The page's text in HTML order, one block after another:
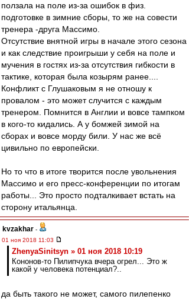
ползала на поле из-за ошибок в физ.
подготовке в зимние сборы, то же на совести
тренера -друга Массимо.
Отсутствие внятной игры в начале этого сезона
и как следствие проигрыши у себя на поле и
мучения в гостях из-за отсутствия гибкости в
тактике, которая была козырям ранее....
Конфликт с Глушаковым я не отношу к
провалом - это может случится с каждым
тренером. Помнится в Англии и вовсе тампком
в кого-то кидались. А у бомжей зимой на
сборах и вовсе морду били. У нас же всё
цивильно по европейски.
Но то что в итоге творится после увольнения
Массимо и его пресс-конференции по итогам
работы... Это просто подталкивает встать на
сторону итальянца.
kvzakhar -
01 ноя 2018 11:03
ZhenyaSinitsyn » 01 ноя 2018 10:19
Кононов-то Пилипчука вчера огрел... Это ж
какой у человека потенциал?..
да быть такого не может, самого пилепенко